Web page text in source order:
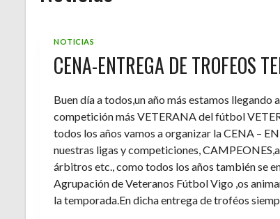
NOTICIAS
CENA-ENTREGA DE TROFEOS
Buen día a todos,un año más estamos llegando
competición más VETERANA del fútbol
todos los años vamos a organizar la CENA –
nuestras ligas y competiciones,
árbitros etc., como todos los años también se
Agrupación de Veteranos Fútbol Vigo ,os
la temporada.En dicha entrega de troféos